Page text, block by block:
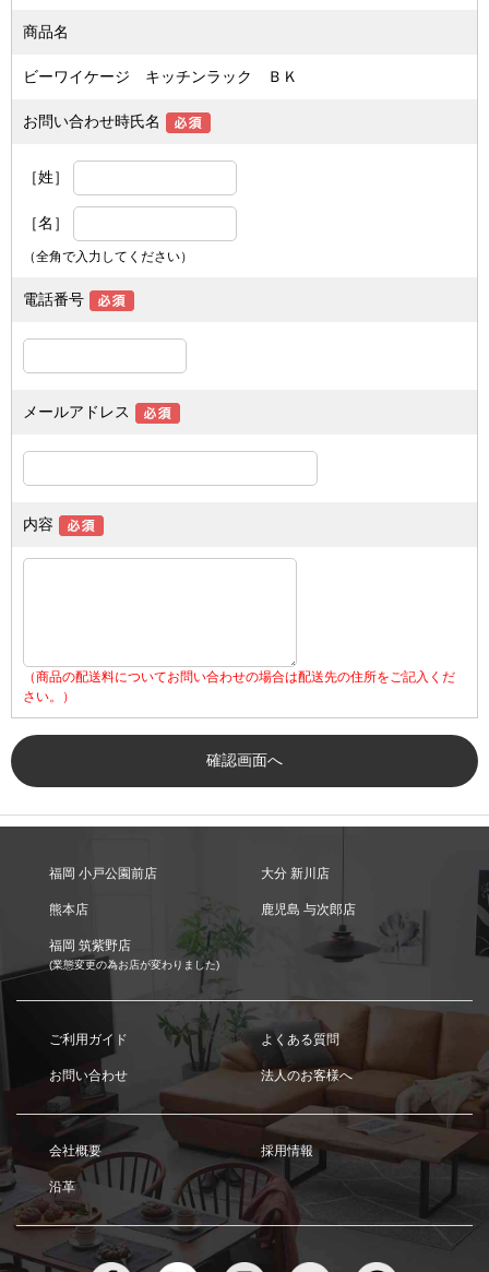
商品名
ビーワイケージ キッチンラック ＢＫ
お問い合わせ時氏名
［姓］
［名］
（全角で入力してください）
電話番号
メールアドレス
内容
（商品の配送料についてお問い合わせの場合は配送先の住所をご記入くだ
さい。）
福岡 小戸公園前店 大分 新川店
熊本店 鹿児島 与次郎店
福岡 筑紫野店
(業態変更の為お店が変わりました)
ご利用ガイド よくある質問
お問い合わせ 法人のお客様へ
会社概要 採用情報
沿革